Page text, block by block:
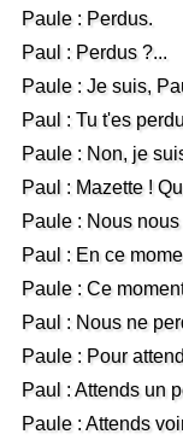
Paule : Perdus.
Paul : Perdus ?...
Paule : Je suis,
Paul : Tu t'es
Paule : Non, je
Paul : Mazette !
Paule : Nous
Paul : En ce
Paule : Ce
Paul : Nous ne
Paule : Pour
Paul : Attends un
Paule : Attends